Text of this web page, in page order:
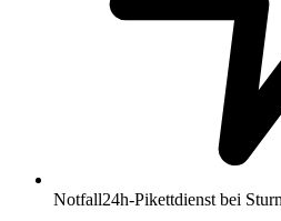
Notfall24h-Pikettdienst bei